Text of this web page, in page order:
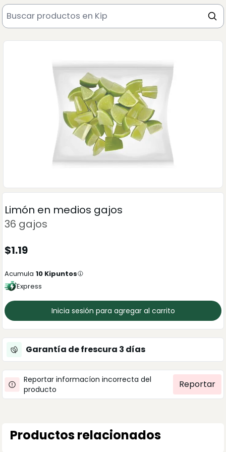
Limón en medios gajos
36 gajos
$1.19
Acumula 10 Kipuntos
Express
Inicia sesión para agregar al carrito
Garantía de frescura 3 días
Reportar informacíon incorrecta del
producto
Reportar
Productos relacionados